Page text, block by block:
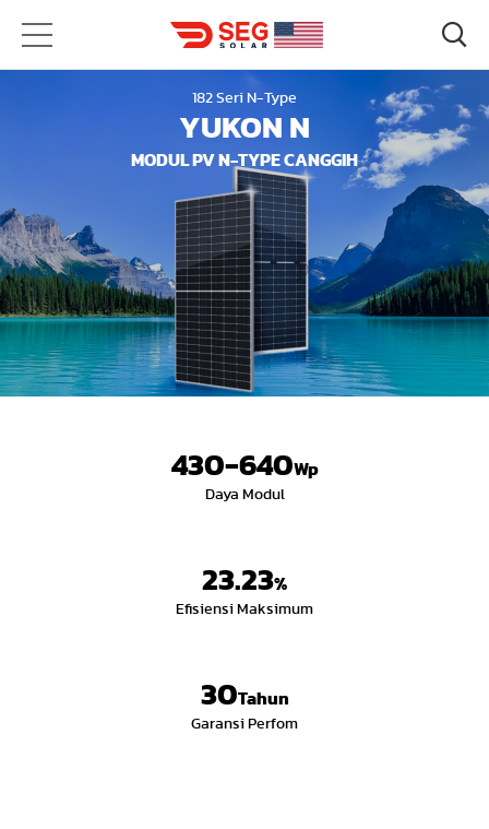
182 Seri N-Type
YUKON N
MODUL PV N-TYPE CANGGIH
430-640Wp
Daya Modul
23.23%
Efisiensi Maksimum
30Tahun
Garansi Perfom